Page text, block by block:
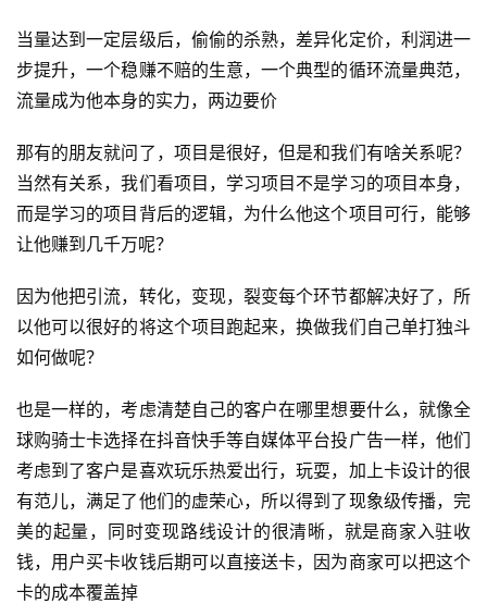
首
页
业
快
讯
开
眼
案
例
避
坑
指
当量达到一定层级后，偷偷的杀熟，差异化定价，利润进一
步提升，一个稳赚不赔的生意，一个典型的循环流量典范，
流量成为他本身的实力，两边要价
那有的朋友就问了，项目是很好，但是和我们有啥关系呢？
当然有关系，我们看项目，学习项目不是学习的项目本身，
而是学习的项目背后的逻辑，为什么他这个项目可行，能够
让他赚到几千万呢？
因为他把引流，转化，变现，裂变每个环节都解决好了，所
以他可以很好的将这个项目跑起来，换做我们自己单打独斗
如何做呢？
也是一样的，考虑清楚自己的客户在哪里想要什么，就像全
球购骑士卡选择在抖音快手等自媒体平台投广告一样，他们
考虑到了客户是喜欢玩乐热爱出行，玩耍，加上卡设计的很
有范儿，满足了他们的虚荣心，所以得到了现象级传播，完
美的起量，同时变现路线设计的很清晰，就是商家入驻收
钱，用户买卡收钱后期可以直接送卡，因为商家可以把这个
卡的成本覆盖掉